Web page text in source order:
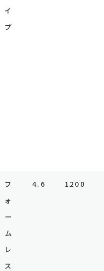
イ
プ
フ
ォ
ー
ム
レ
ス
4.6 1200